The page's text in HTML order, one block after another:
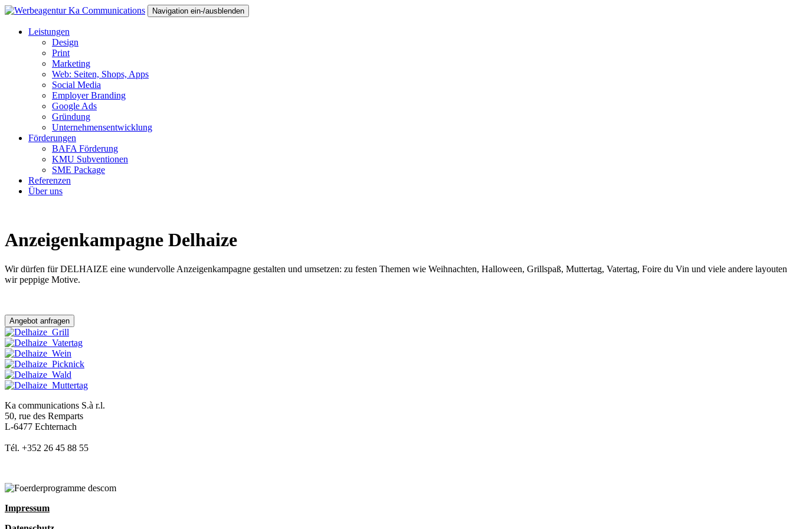
Navigation ein-/ausblenden
Leistungen
Design
Print
Marketing
Web: Seiten, Shops, Apps
Social Media
Employer Branding
Google Ads
Gründung
Unternehmensentwicklung
Förderungen
BAFA Förderung
KMU Subventionen
SME Package
Referenzen
Über uns
Anzeigenkampagne Delhaize
Wir dürfen für DELHAIZE eine wundervolle Anzeigenkampagne gestalten und umsetzen: zu festen Themen wie Weihnachten, Halloween, Grillspaß, Muttertag, Vatertag, Foire du Vin und viele andere layouten
wir peppige Motive.
Angebot anfragen
Ka communications S.à r.l.
50, rue des Remparts
L-6477 Echternach
Tél. +352 26 45 88 55
Impressum